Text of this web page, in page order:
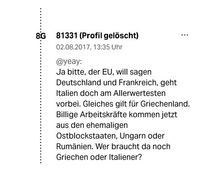
8G 81331 (Profil gelöscht)
02.08.2017, 13:35 Uhr
@yeay:
Ja bitte, der EU, will sagen
Deutschland und Frankreich, geht
Italien doch am Allerwertesten
vorbei. Gleiches gilt für Griechenland.
Billige Arbeitskräfte kommen jetzt
aus den ehemaligen
Ostblockstaaten, Ungarn oder
Rumänien. Wer braucht da noch
Griechen oder Italiener?